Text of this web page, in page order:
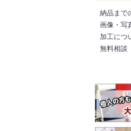
納品まで
画像・写
加工につ
無料相談